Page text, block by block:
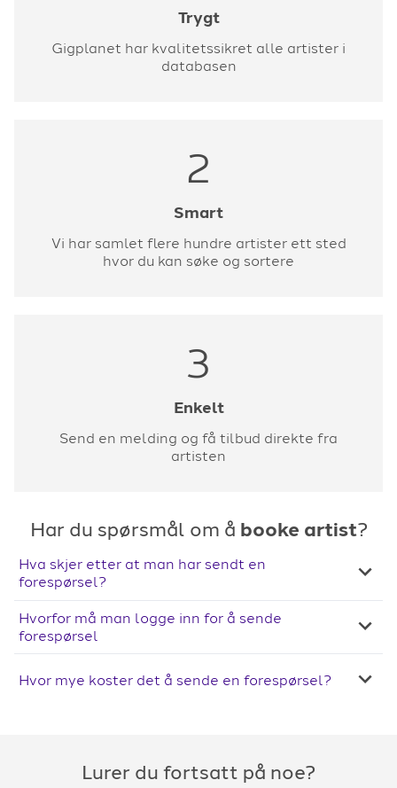
Trygt
Gigplanet har kvalitetssikret alle artister i
databasen
2
Smart
Vi har samlet flere hundre artister ett sted
hvor du kan søke og sortere
3
Enkelt
Send en melding og få tilbud direkte fra
artisten
Har du spørsmål om å booke artist?
Hva skjer etter at man har sendt en
forespørsel?
Hvorfor må man logge inn for å sende
forespørsel
Hvor mye koster det å sende en forespørsel?
Lurer du fortsatt på noe?